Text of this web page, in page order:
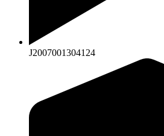
J2007001304124